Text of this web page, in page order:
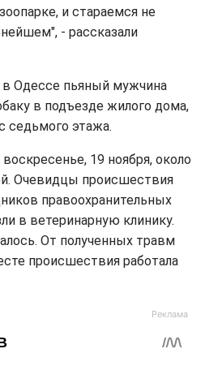
и стараемся не
- рассказали
Одессе пьяный мужчина
в подъезде жилого дома,
седьмого этажа.
19 ноября, около
Очевидцы происшествия
правоохранительных
в ветеринарную клинику.
От полученных травм
происшествия работала